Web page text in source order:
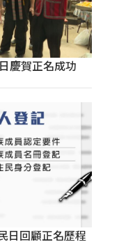
慶賀正名成功
日回顧正名歷程